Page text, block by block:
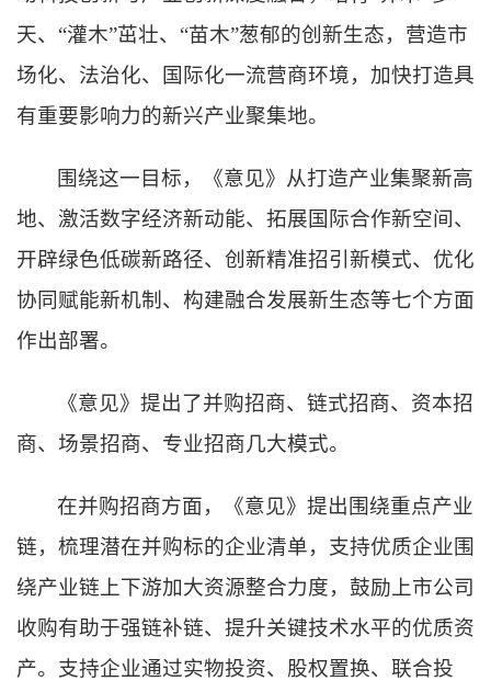
天、“灌木”茁壮、“苗木”葱郁的创新生态，营造市
场化、法治化、国际化一流营商环境，加快打造具
有重要影响力的新兴产业聚集地。
围绕这一目标，《意见》从打造产业集聚新高
地、激活数字经济新动能、拓展国际合作新空间、
开辟绿色低碳新路径、创新精准招引新模式、优化
协同赋能新机制、构建融合发展新生态等七个方面
作出部署。
《意见》提出了并购招商、链式招商、资本招
商、场景招商、专业招商几大模式。
在并购招商方面，《意见》提出围绕重点产业
链，梳理潜在并购标的企业清单，支持优质企业围
绕产业链上下游加大资源整合力度，鼓励上市公司
收购有助于强链补链、提升关键技术水平的优质资
产。支持企业通过实物投资、股权置换、联合投